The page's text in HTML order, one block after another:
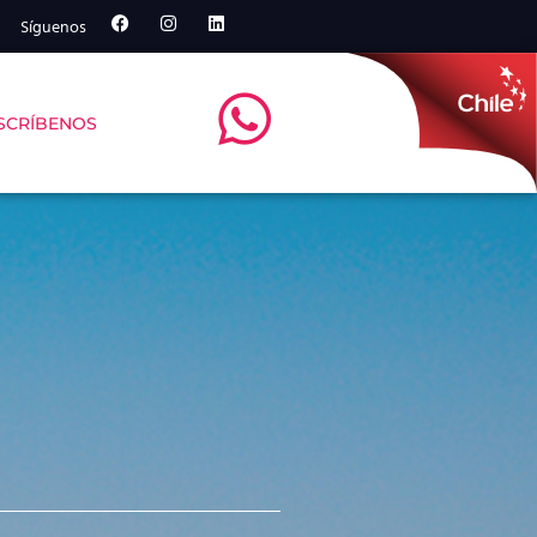
Síguenos